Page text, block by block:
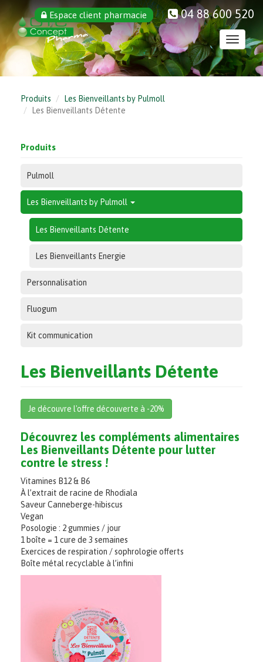
contenu
principal
Espace client pharmacie 04 88 600 520
Toggle
Produits
Les Bienveillants by Pulmoll
Les Bienveillants Détente
Produits
Pulmoll
Les Bienveillants by Pulmoll
Les Bienveillants Détente
Les Bienveillants Energie
Personnalisation
Fluogum
Kit communication
Les Bienveillants Détente
Je découvre l'offre découverte à -20%
Découvrez les compléments alimentaires
Les Bienveillants Détente pour lutter
contre le stress !
Vitamines B12 & B6
À l’extrait de racine de Rhodiala
Saveur Canneberge-hibiscus
Vegan
Posologie : 2 gummies / jour
1 boîte = 1 cure de 3 semaines
Exercices de respiration / sophrologie offerts
Boîte métal recyclable à l’infini